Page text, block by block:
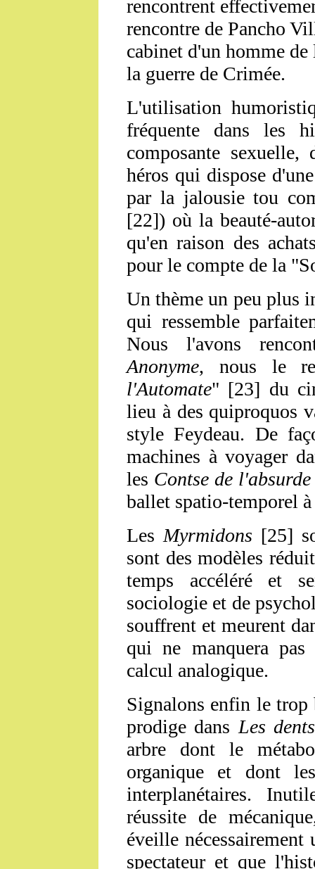
rencontrent
rencontre de Pancho
cabinet d'un homme
la guerre de Crimée.
L'utilisation
fréquente dans les
composante sexuelle,
héros qui dispose
par la jalousie tou
[22]) où la beauté-
qu'en raison des
pour le compte de la
Un thème un peu plus
qui ressemble
Nous l'avons
Anonyme, nous le
l'Automate" [23] du
lieu à des quiproquos
style Feydeau. De
machines à voyager
les Contse de l'absurde
ballet spatio-temporel
Les Myrmidons [25]
sont des modèles
temps accéléré et
sociologie et de
souffrent et meurent
qui ne manquera
calcul analogique.
Signalons enfin le trop
prodige dans Les
arbre dont le
organique et dont
interplanétaires.
réussite de
éveille nécessairement
spectateur et que